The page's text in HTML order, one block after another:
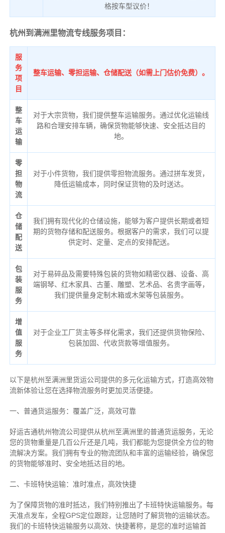
格按车型议价！
杭州到满洲里物流专线服务项目：
服
务
项
目
整车运输、零担运输、仓储配送（如需上门估价免费）。
整
车
运
输
对于大宗货物，我们提供整车运输服务。通过优化运输线
路和合理安排车辆，确保货物能够快速、安全抵达目的
地。
零
担
物
流
对于小件货物，我们提供零担物流服务。通过拼车发货，
降低运输成本，同时保证货物的及时送达。
仓
储
配
送
我们拥有现代化的仓储设施，能够为客户提供长期或者短
期的货物存储和配送服务。根据客户的需求，我们可以提
供定时、定量、定点的安排配送。
包
装
服
务
对于易碎品及需要特殊包装的货物如精密仪器、设备、高
端钢琴、红木家具、古董、雕塑、艺术品、名贵字画等，
我们提供量身定制木箱或木架等包装服务。
增
值
服
务
对于企业工厂货主等多样化需求，我们还提供货物保险、
包装加固、代收货款等增值服务。
以下是杭州至满洲里货运公司提供的多元化运输方式，打造高效物
流新体验让您在选择物流服务时更加灵活便捷。
一、普通货运服务：覆盖广泛，高效可靠
好运吉通杭州物流公司提供从杭州至满洲里的普通货运服务，无论
您的货物重量是几百公斤还是几吨，我们都能为您提供全方位的物
流解决方案。我们拥有专业的物流团队和丰富的运输经验，确保您
的货物能够准时、安全地抵达目的地。
二、卡班特快运输：准时准点，高效快捷
为了保障货物的准时抵达，我们特别推出了卡班特快运输服务。每
天准点发车，全程GPS定位跟踪，让您随时了解货物的运输状态。
我们的卡班特快运输服务以高效、快捷著称，是您的准时运输首